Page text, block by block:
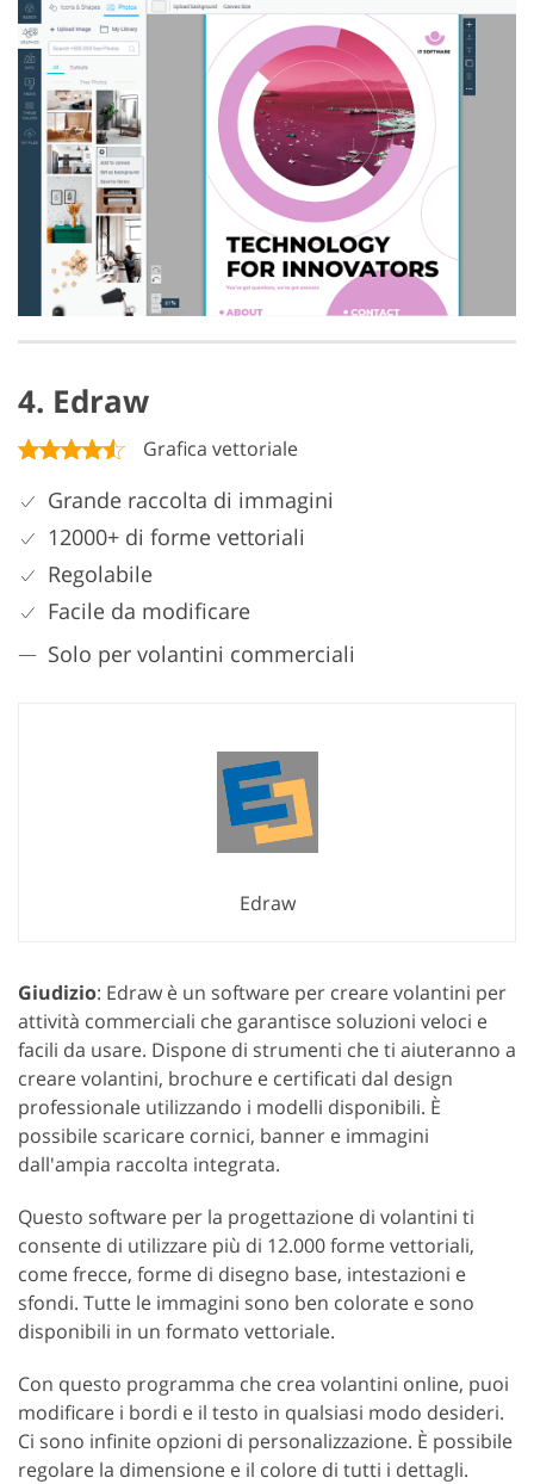
4. Edraw
Grafica vettoriale
Grande raccolta di immagini
12000+ di forme vettoriali
Regolabile
Facile da modificare
Solo per volantini commerciali
Edraw
Giudizio: Edraw è un software per creare volantini per
attività commerciali che garantisce soluzioni veloci e
facili da usare. Dispone di strumenti che ti aiuteranno a
creare volantini, brochure e certificati dal design
professionale utilizzando i modelli disponibili. È
possibile scaricare cornici, banner e immagini
dall'ampia raccolta integrata.
Questo software per la progettazione di volantini ti
consente di utilizzare più di 12.000 forme vettoriali,
come frecce, forme di disegno base, intestazioni e
sfondi. Tutte le immagini sono ben colorate e sono
disponibili in un formato vettoriale.
Con questo programma che crea volantini online, puoi
modificare i bordi e il testo in qualsiasi modo desideri.
Ci sono infinite opzioni di personalizzazione. È possibile
regolare la dimensione e il colore di tutti i dettagli.